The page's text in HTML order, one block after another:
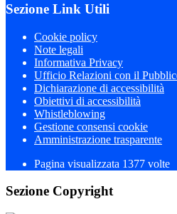
Sezione Link Utili
Cookie policy
Note legali
Informativa Privacy
Ufficio Relazioni con il
Dichiarazione di accessibilità
Obiettivi di accessibilità
Whistleblowing
Gestione consensi cookie
Amministrazione trasparente
Pagina visualizzata 1377 volte
Sezione Copyright